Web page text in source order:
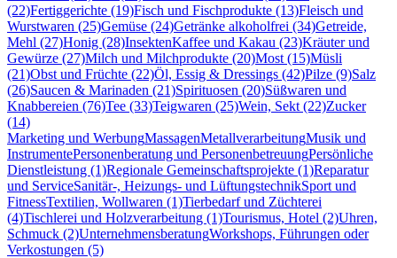
(22)Fertiggerichte (19)Fisch und Fischprodukte (13)Fleisch und
Wurstwaren (25)Gemüse (24)Getränke alkoholfrei (34)Getreide,
Mehl (27)Honig (28)InsektenKaffee und Kakau (23)Kräuter und
Gewürze (27)Milch und Milchprodukte (20)Most (15)Müsli
(21)Obst und Früchte (22)Öl, Essig & Dressings (42)Pilze (9)Salz
(26)Saucen & Marinaden (21)Spirituosen (20)Süßwaren und
Knabbereien (76)Tee (33)Teigwaren (25)Wein, Sekt (22)Zucker
(14)
Marketing und WerbungMassagenMetallverarbeitungMusik und
InstrumentePersonenberatung und PersonenbetreuungPersönliche
Dienstleistung (1)Regionale Gemeinschaftsprojekte (1)Reparatur
und ServiceSanitär-, Heizungs- und LüftungstechnikSport und
FitnessTextilien, Wollwaren (1)Tierbedarf und Züchterei
(4)Tischlerei und Holzverarbeitung (1)Tourismus, Hotel (2)Uhren,
Schmuck (2)UnternehmensberatungWorkshops, Führungen oder
Verkostungen (5)